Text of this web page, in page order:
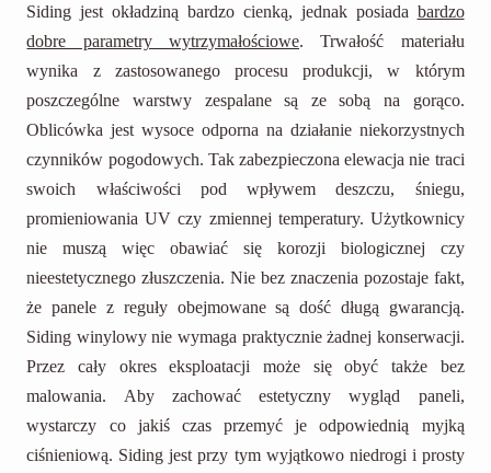
Siding jest okładziną bardzo cienką, jednak posiada bardzo
dobre parametry wytrzymałościowe. Trwałość materiału
wynika z zastosowanego procesu produkcji, w którym
poszczególne warstwy zespalane są ze sobą na gorąco.
Oblicówka jest wysoce odporna na działanie niekorzystnych
czynników pogodowych. Tak zabezpieczona elewacja nie traci
swoich właściwości pod wpływem deszczu, śniegu,
promieniowania UV czy zmiennej temperatury. Użytkownicy
nie muszą więc obawiać się korozji biologicznej czy
nieestetycznego złuszczenia. Nie bez znaczenia pozostaje fakt,
że panele z reguły obejmowane są dość długą gwarancją.
Siding winylowy nie wymaga praktycznie żadnej konserwacji.
Przez cały okres eksploatacji może się obyć także bez
malowania. Aby zachować estetyczny wygląd paneli,
wystarczy co jakiś czas przemyć je odpowiednią myjką
ciśnieniową. Siding jest przy tym wyjątkowo niedrogi i prosty